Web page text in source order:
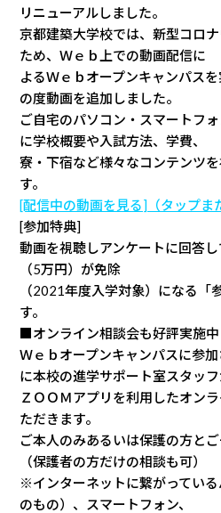
リニューアルしました。
京都建築大学校では、新型コロ
ため、Ｗｅｂ上での動画配信に
よるＷｅｂオープンキャンパス
の度動画を追加しました。
ご自宅のパソコン・スマートフ
に学校概要や入試方法、学費、
寮・下宿など様々なコンテンツ
す。
[配信中の動画を見る]（タップま
[参加特典]
動画を視聴しアンケートに回答
（5万円）が免除
（2021年度入学対象）になる「
す。
■オンライン相談会も好評実施中
Ｗｅｂオープンキャンパスに参
に本校の進学サポート室スタッ
ＺＯＯＭアプリを利用したオン
ただきます。
ご本人のみあるいは保護の方とご
（保護者の方だけの相談も可）
※インターネットに繋がってい
のもの）、スマートフォン、